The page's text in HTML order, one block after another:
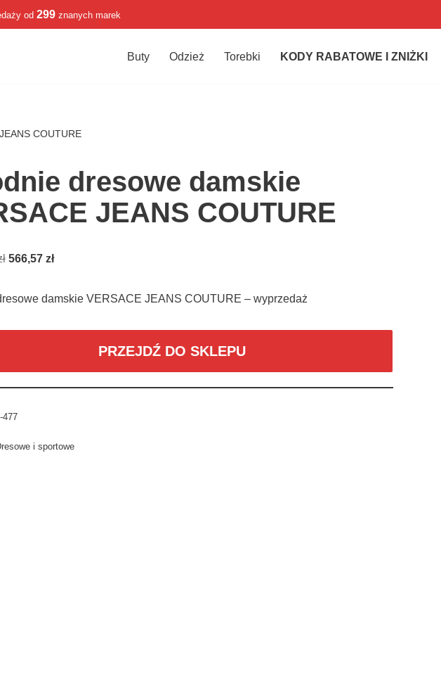
od 299 znanych marek
Buty Odzież Torebki KODY RABATOWE I ZNIŻKI
COUTURE
dresowe damskie
JEANS COUTURE
566,57 zł
damskie VERSACE JEANS COUTURE – wyprzedaż
PRZEJDŹ DO SKLEPU
477
i sportowe